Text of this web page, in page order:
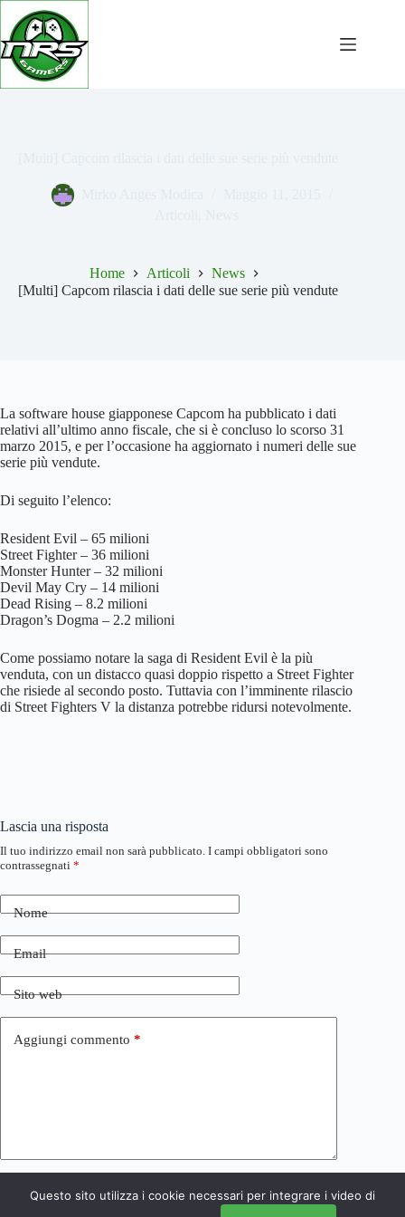
Salta
contenuto
Home Articoli
News
[Multi] Capcom rilascia i dati delle sue serie più vendute
La software house giapponese Capcom ha pubblicato i dati
relativi all’ultimo anno fiscale, che si è concluso lo scorso 31
marzo 2015, e per l’occasione ha aggiornato i numeri delle sue
serie più vendute.
Di seguito l’elenco:
Resident Evil – 65 milioni
Street Fighter – 36 milioni
Monster Hunter – 32 milioni
Devil May Cry – 14 milioni
Dead Rising – 8.2 milioni
Dragon’s Dogma – 2.2 milioni
Come possiamo notare la saga di Resident Evil è la più
venduta, con un distacco quasi doppio rispetto a Street Fighter
che risiede al secondo posto. Tuttavia con l’imminente rilascio
di Street Fighters V la distanza potrebbe ridursi notevolmente.
Lascia una risposta
Il tuo indirizzo email non sarà pubblicato. I campi obbligatori sono
contrassegnati *
Nome
Email
Sito web
Aggiungi commento *
Invia commento
Questo sito utilizza i cookie necessari per integrare i video di